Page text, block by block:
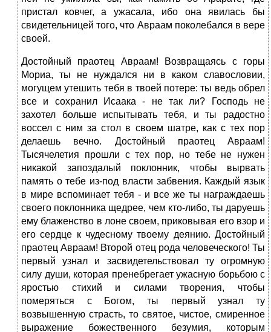
пристал ковчег, а ужасала, ибо она явилась бы
свидетельницей того, что Авраам поколебался в вере
своей.
Достойный праотец Авраам! Возвращаясь с горы
Мориа, ты не нуждался ни в каком славословии,
могущем утешить тебя в твоей потере: ты ведь обрел
все и сохранил Исаака - не так ли? Господь не
захотел больше испытывать тебя, и ты радостно
воссел с ним за стол в своем шатре, как с тех пор
делаешь вечно. Достойный праотец Авраам!
Тысячелетия прошли с тех пор, но тебе не нужен
никакой запоздалый поклонник, чтобы вырвать
память о тебе из-под власти забвения. Каждый язык
в мире вспоминает тебя - и все же ты награждаешь
своего поклонника щедрее, чем кто-либо, ты даруешь
ему блаженство в лоне своем, приковывая его взор и
его сердце к чудесному твоему деянию. Достойный
праотец Авраам! Второй отец рода человеческого! Ты
первый узнал и засвидетельствовал ту огромную
силу души, которая пренебрегает ужасную борьбою с
яростью стихий и силами творения, чтобы
померяться с Богом, ты первый узнал ту
возвышенную страсть, то святое, чистое, смиренное
выражение божественного безумия, которым